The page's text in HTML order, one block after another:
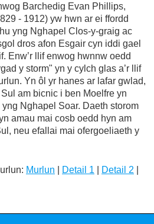
Barchedig Evan Phillips,
- 1912) yw hwn ar ei ffordd
yng Nghapel Clos-y-graig ac
dros afon Esgair cyn iddi gael
Enw’r llif enwog hwnnw oedd
y storm" yn y cylch glas a’r llif
Yn ôl yr hanes ar lafar gwlad,
am bicnic i ben Moelfre yn
yng Nghapel Soar. Daeth storom
amau mai cosb oedd hyn am
neu efallai mai ofergoeliaeth y
Murlun Detail 1 Detail 2